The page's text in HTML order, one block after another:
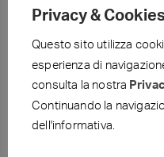
RETE – GIUGNO
2026
ACCESSO
Sei
Registrati all’area
Privacy & Cookies
Questo sito utilizza
esperienza di
consulta la nostra
Continuando la
dell'informativa.